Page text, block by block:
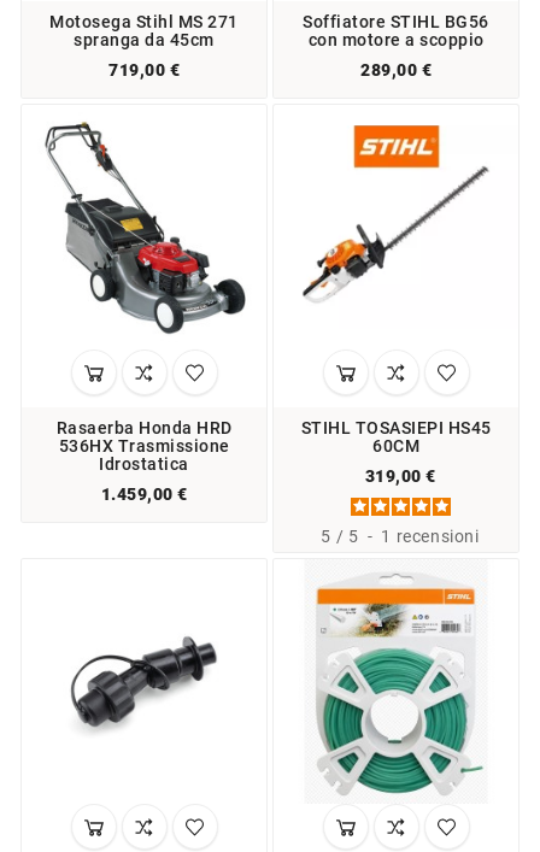
Motosega Stihl MS 271
spranga da 45cm
719,00 €
Soffiatore STIHL BG56
con motore a scoppio
289,00 €
Rasaerba Honda HRD
536HX Trasmissione
Idrostatica
1.459,00 €
STIHL TOSASIEPI HS45
60CM
319,00 €
5 / 5 - 1 recensioni